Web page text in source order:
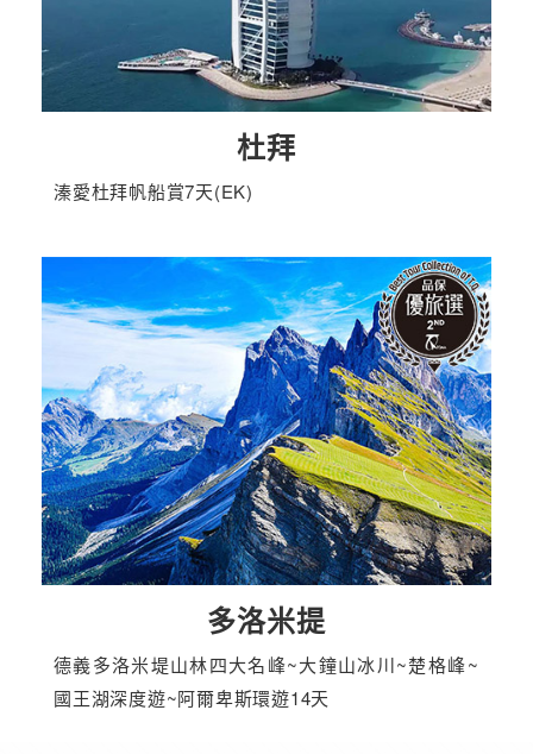
杜拜
溱愛杜拜帆船賞7天(EK)
多洛米提
德義多洛米堤山林四大名峰~大鐘山冰川~楚格峰~
國王湖深度遊~阿爾卑斯環遊14天